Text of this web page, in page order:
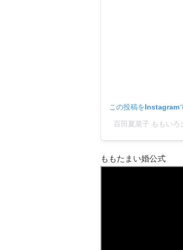
この投稿をInstagram
百田夏菜子 ももい
ももたまい婚公式